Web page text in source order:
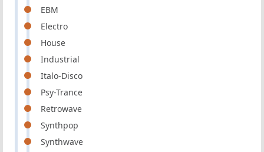
EBM
Electro
House
Industrial
Italo-Disco
Psy-Trance
Retrowave
Synthpop
Synthwave